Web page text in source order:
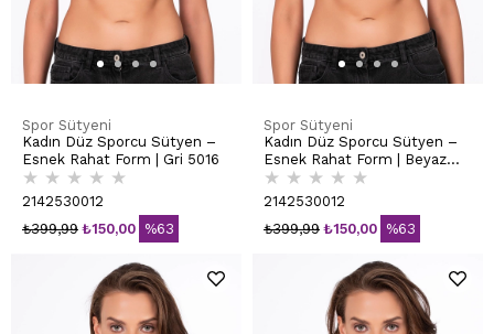
Spor Sütyeni
Kadın Düz Sporcu Sütyen –
Esnek Rahat Form | Gri 5016
★ ★ ★ ★ ★
2142530012
₺150,00
₺399,99 %63
Spor Sütyeni
Kadın Düz Sporcu Sütyen –
Esnek Rahat Form | Beyaz
5016
★ ★ ★ ★ ★
2142530012
₺150,00
₺399,99 %63